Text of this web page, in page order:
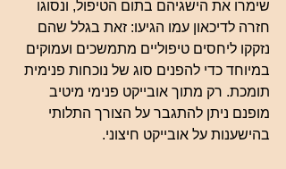
שימרו את הישגיהם בתום הטיפול, ונסוגו
חזרה לדיכאון עמו הגיעו: זאת בגלל שהם
נזקקו ליחסים טיפוליים מתמשכים ועמוקים
במיוחד כדי להפנים סוג של נוכחות פנימית
תומכת. רק מתוך אובייקט פנימי מיטיב
מופנם ניתן להתגבר על הצורך התלותי
בהישענות על אובייקט חיצוני.